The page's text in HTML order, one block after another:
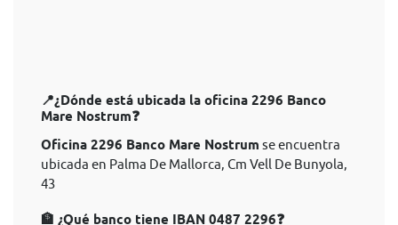
📍¿Dónde está ubicada la oficina 2296 Banco
Mare Nostrum❓
Oficina 2296 Banco Mare Nostrum se encuentra
ubicada en Palma De Mallorca, Cm Vell De Bunyola,
43
🏦 ¿Qué banco tiene IBAN 0487 2296❓